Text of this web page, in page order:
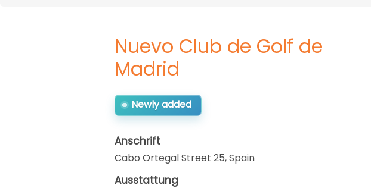
Nuevo Club de Golf de
Madrid
Newly added
Anschrift
Cabo Ortegal Street 25,Spain
Ausstattung